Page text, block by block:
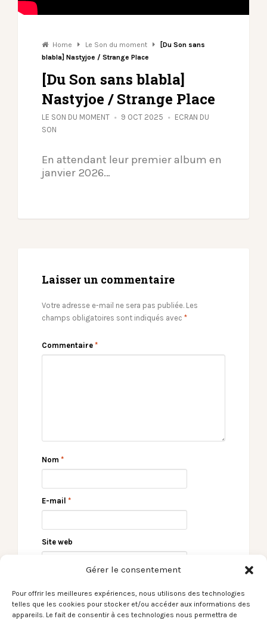
Gérer le consentement
Pour offrir les meilleures expériences, nous utilisons des technologies
telles que les cookies pour stocker et/ou accéder aux informations des
appareils. Le fait de consentir à ces technologies nous permettra de
Home Le Son du moment
[Du Son sans
blabla] Nastyjoe / Strange Place
[Du Son sans blabla]
Nastyjoe / Strange Place
LE SON DU MOMENT 9 OCT 2025
ECRAN DU
SON
En attendant leur premier album en
janvier 2026…
Laisser un commentaire
Votre adresse e-mail ne sera pas publiée. Les
champs obligatoires sont indiqués avec *
Commentaire *
Nom *
E-mail *
Site web